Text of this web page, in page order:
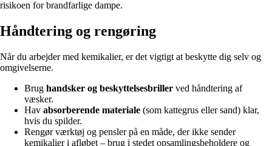
risikoen for brandfarlige dampe.
Håndtering og rengøring
Når du arbejder med kemikalier, er det vigtigt at beskytte dig selv og
omgivelserne.
Brug handsker og beskyttelsesbriller ved håndtering af
væsker.
Hav absorberende materiale (som kattegrus eller sand) klar,
hvis du spilder.
Rengør værktøj og pensler på en måde, der ikke sender
kemikalier i afløbet – brug i stedet opsamlingsbeholdere og